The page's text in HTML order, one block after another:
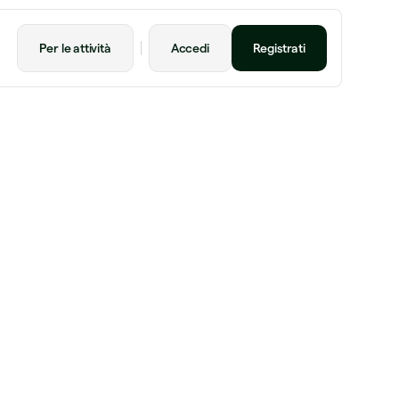
Per le attività Accedi Registrati